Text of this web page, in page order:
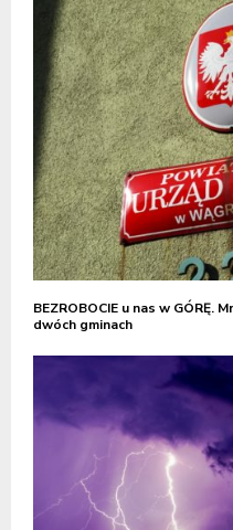
BEZROBOCIE u nas w GÓRĘ.
dwóch gminach